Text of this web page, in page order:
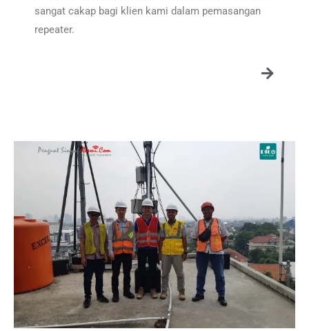
sangat cakap bagi klien kami dalam pemasangan
repeater.